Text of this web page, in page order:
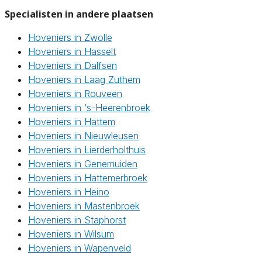
Specialisten in andere plaatsen
Hoveniers in Zwolle
Hoveniers in Hasselt
Hoveniers in Dalfsen
Hoveniers in Laag Zuthem
Hoveniers in Rouveen
Hoveniers in ‘s-Heerenbroek
Hoveniers in Hattem
Hoveniers in Nieuwleusen
Hoveniers in Lierderholthuis
Hoveniers in Genemuiden
Hoveniers in Hattemerbroek
Hoveniers in Heino
Hoveniers in Mastenbroek
Hoveniers in Staphorst
Hoveniers in Wilsum
Hoveniers in Wapenveld